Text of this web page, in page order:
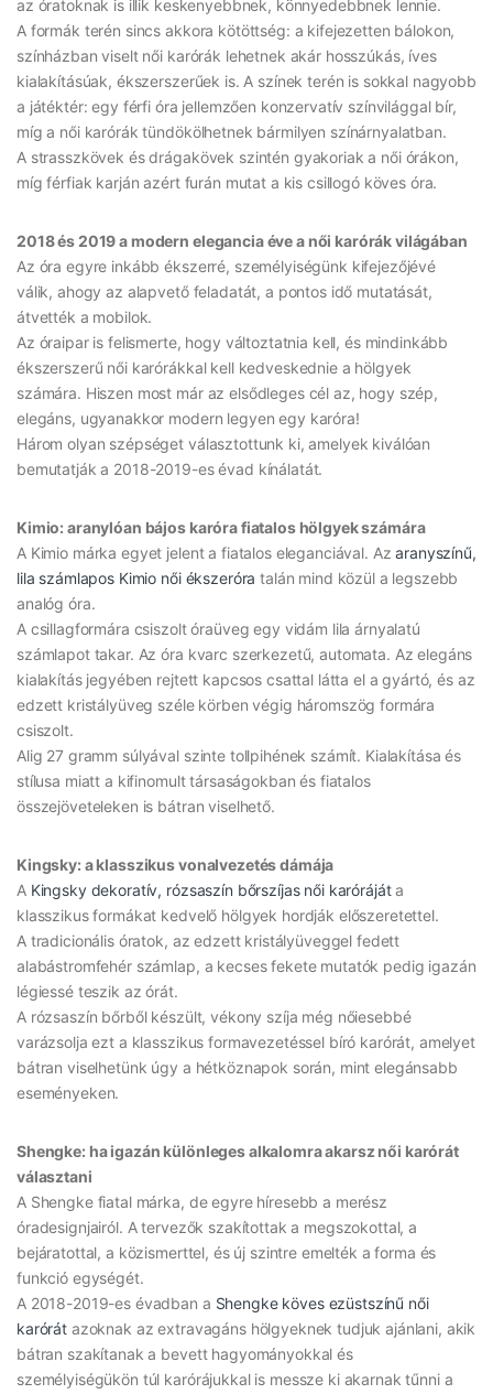
az óratoknak is illik keskenyebbnek, könnyedebbnek lennie.
A formák terén sincs akkora kötöttség: a kifejezetten bálokon,
színházban viselt női karórák lehetnek akár hosszúkás, íves
kialakításúak, ékszerszerűek is. A színek terén is sokkal nagyobb
a játéktér: egy férfi óra jellemzően konzervatív színvilággal bír,
míg a női karórák tündökölhetnek bármilyen színárnyalatban.
A strasszkövek és drágakövek szintén gyakoriak a női órákon,
míg férfiak karján azért furán mutat a kis csillogó köves óra.
2018 és 2019 a modern elegancia éve a női karórák világában
Az óra egyre inkább ékszerré, személyiségünk kifejezőjévé
válik, ahogy az alapvető feladatát, a pontos idő mutatását,
átvették a mobilok.
Az óraipar is felismerte, hogy változtatnia kell, és mindinkább
ékszerszerű női karórákkal kell kedveskednie a hölgyek
számára. Hiszen most már az elsődleges cél az, hogy szép,
elegáns, ugyanakkor modern legyen egy karóra!
Három olyan szépséget választottunk ki, amelyek kiválóan
bemutatják a 2018-2019-es évad kínálatát.
Kimio: aranylóan bájos karóra fiatalos hölgyek számára
A Kimio márka egyet jelent a fiatalos eleganciával. Azaranyszínű,
lila számlapos Kimio női ékszeróra talán mind közül a legszebb
analóg óra.
A csillagformára csiszolt óraüveg egy vidám lila árnyalatú
számlapot takar. Az óra kvarc szerkezetű, automata. Az elegáns
kialakítás jegyében rejtett kapcsos csattal látta el a gyártó, és az
edzett kristályüveg széle körben végig háromszög formára
csiszolt.
Alig 27 gramm súlyával szinte tollpihének számít. Kialakítása és
stílusa miatt a kifinomult társaságokban és fiatalos
összejöveteleken is bátran viselhető.
Kingsky: a klasszikus vonalvezetés dámája
A Kingsky dekoratív, rózsaszín bőrszíjas női karórájáta
klasszikus formákat kedvelő hölgyek hordják előszeretettel.
A tradicionális óratok, az edzett kristályüveggel fedett
alabástromfehér számlap, a kecses fekete mutatók pedig igazán
légiessé teszik az órát.
A rózsaszín bőrből készült, vékony szíja még nőiesebbé
varázsolja ezt a klasszikus formavezetéssel bíró karórát, amelyet
bátran viselhetünk úgy a hétköznapok során, mint elegánsabb
eseményeken.
Shengke: ha igazán különleges alkalomra akarsz női karórát
választani
A Shengke fiatal márka, de egyre híresebb a merész
óradesignjairól. A tervezők szakítottak a megszokottal, a
bejáratottal, a közismerttel, és új szintre emelték a forma és
funkció egységét.
A 2018-2019-es évadban a Shengke köves ezüstszínű női
karórát azoknak az extravagáns hölgyeknek tudjuk ajánlani, akik
bátran szakítanak a bevett hagyományokkal és
személyiségükön túl karórájukkal is messze ki akarnak tűnni a